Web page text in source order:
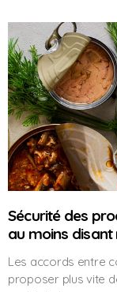
Sécurité des
au moins
Les accords entre
proposer plus vite